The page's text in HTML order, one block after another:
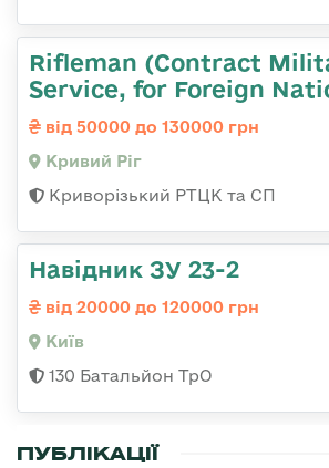
Rifleman (Contract
Service, for Foreign
від 50000 до 130000 грн
Кривий Ріг
Криворізький РТЦК та СП
Навідник ЗУ 23-2
від 20000 до 120000 грн
Київ
130 Батальйон ТрО
ПУБЛІКАЦІЇ